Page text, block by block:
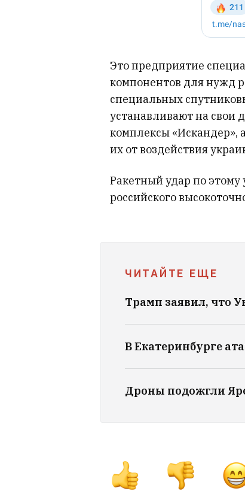
Это предприятие
компонентов для нужд
специальных
устанавливают на свои
комплексы «Искандер»,
их от воздействия
Ракетный удар по этому
российского
ЧИТАЙТЕ ЕЩЕ
Трамп заявил, что
В Екатеринбурге
Дроны подожгли